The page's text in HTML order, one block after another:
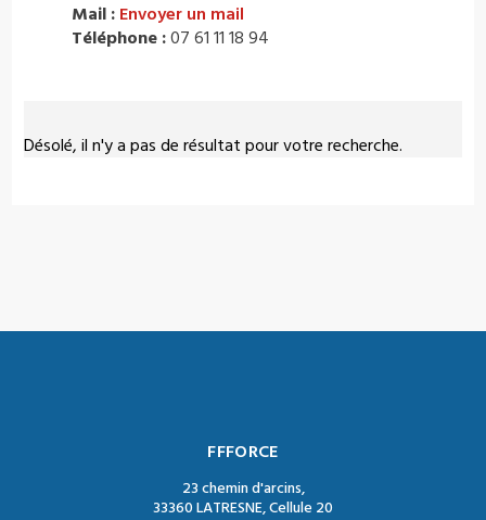
Désolé, il n'y a pas de résultat pour votre recherche.
Mail : Envoyer un mail
Téléphone :07 61 11 18 94
FFFORCE
23 chemin d'arcins,
33360 LATRESNE, Cellule 20